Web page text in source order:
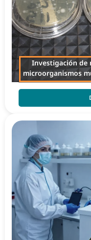
Investigación de
microorganismos